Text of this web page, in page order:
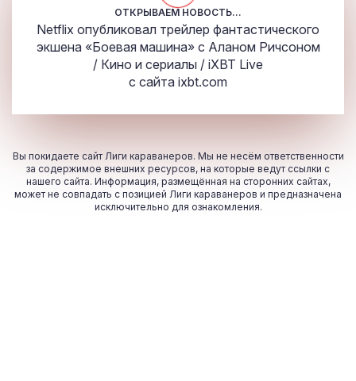
ОТКРЫВАЕМ НОВОСТЬ...
Netflix опубликовал трейлер фантастического
экшена «Боевая машина» с Аланом Ричсоном
/ Кино и сериалы / iXBT Live
с сайта ixbt.com
Вы покидаете сайт Лиги караванеров. Мы не несём ответственности
за содержимое внешних ресурсов, на которые ведут ссылки с
нашего сайта. Информация, размещённая на сторонних сайтах,
может не совпадать с позицией Лиги караванеров и предназначена
исключительно для ознакомления.